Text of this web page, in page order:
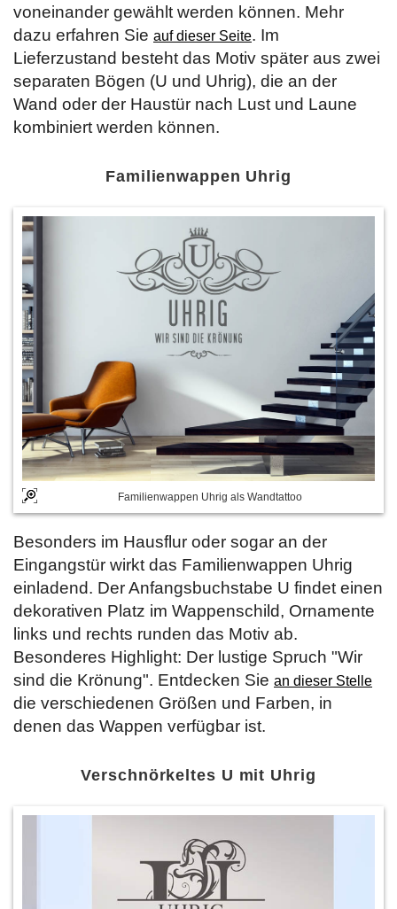
voneinander gewählt werden können. Mehr
dazu erfahren Sie auf dieser Seite. Im
Lieferzustand besteht das Motiv später aus zwei
separaten Bögen (U und Uhrig), die an der
Wand oder der Haustür nach Lust und Laune
kombiniert werden können.
Familienwappen Uhrig
Familienwappen Uhrig als Wandtattoo
Besonders im Hausflur oder sogar an der
Eingangstür wirkt das Familienwappen Uhrig
einladend. Der Anfangsbuchstabe U findet einen
dekorativen Platz im Wappenschild, Ornamente
links und rechts runden das Motiv ab.
Besonderes Highlight: Der lustige Spruch "Wir
sind die Krönung". Entdecken Sie an dieser Stelle
die verschiedenen Größen und Farben, in
denen das Wappen verfügbar ist.
Verschnörkeltes U mit Uhrig